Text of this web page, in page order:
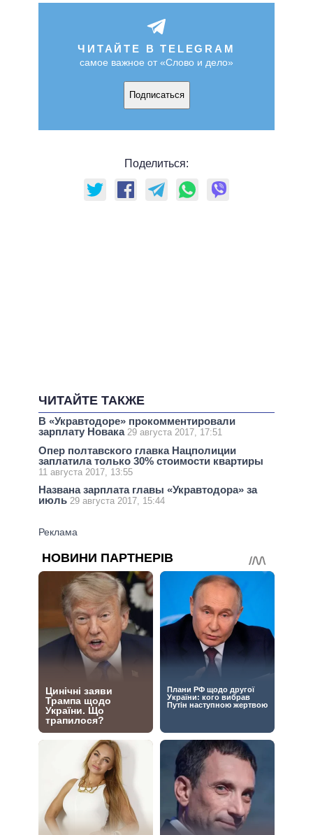
ЧИТАЙТЕ В TELEGRAM
самое важное от «Слово и дело»
Подписаться
Поделиться:
ЧИТАЙТЕ ТАКЖЕ
В «Укравтодоре» прокомментировали
зарплату Новака 29 августа 2017, 17:51
Опер полтавского главка Нацполиции
заплатила только 30% стоимости квартиры
11 августа 2017, 13:55
Названа зарплата главы «Укравтодора» за
июль 29 августа 2017, 15:44